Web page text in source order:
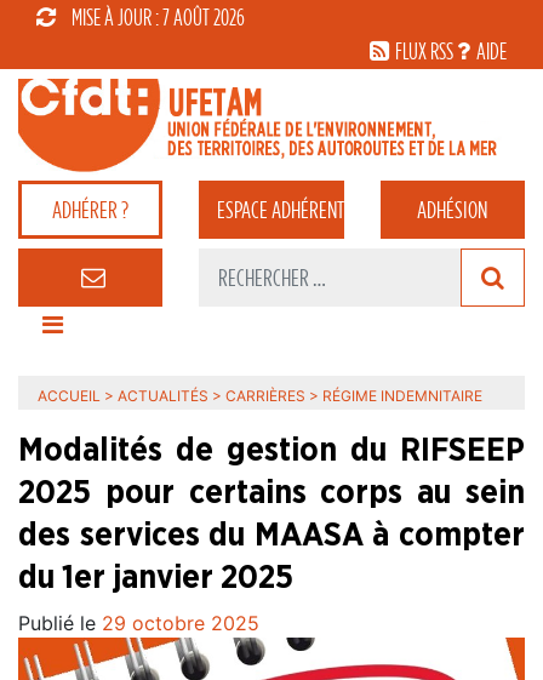
MISE À JOUR : 7 AOÛT 2026
FLUX RSS
AIDE
ADHÉRER ? ESPACEADHÉRENT ADHÉSION
ACCUEIL > ACTUALITÉS > CARRIÈRES > RÉGIME INDEMNITAIRE
Modalités de gestion du RIFSEEP
2025 pour certains corps au sein
des services du MAASA à compter
du 1er janvier 2025
Publié le 29 octobre 2025